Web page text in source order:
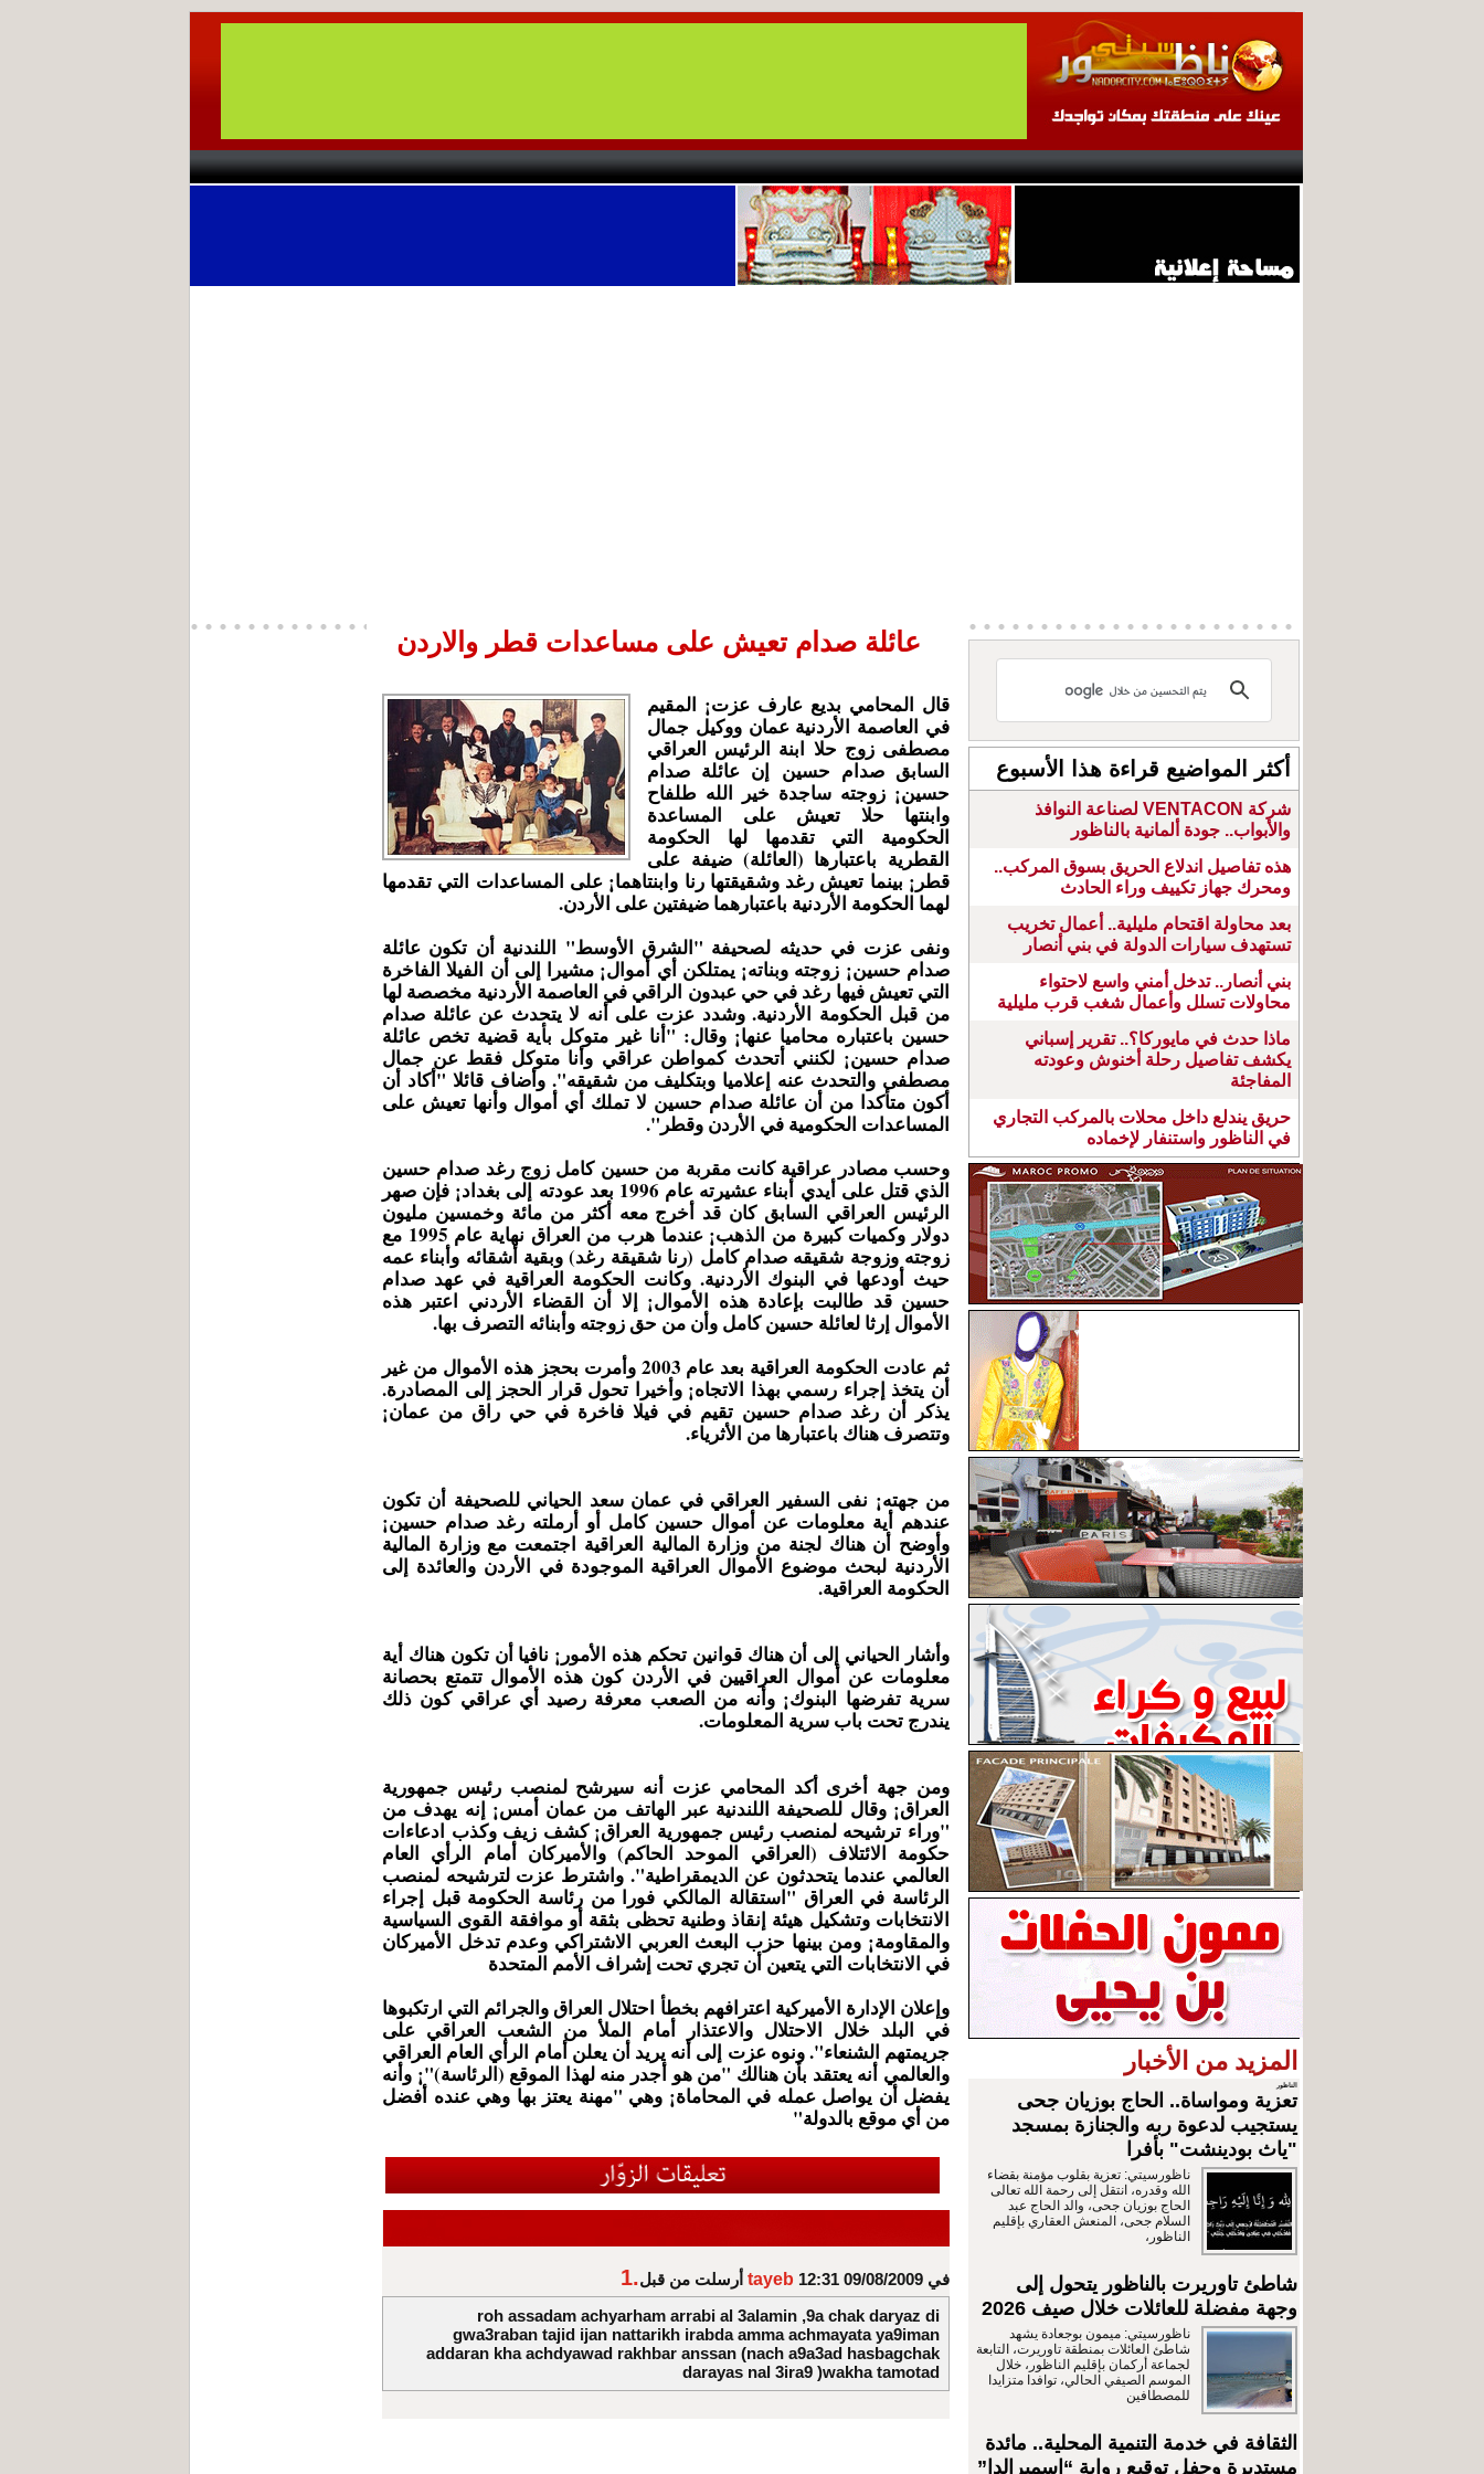
عائلة صدام تعيش على مساعدات قطر والاردن
قال المحامي بديع عارف عزت¡ المقيم
في العاصمة الأردنية عمان ووكيل جمال
مصطفى زوج حلا ابنة الرئيس العراقي
السابق صدام حسين إن عائلة صدام
حسين¡ زوجته ساجدة خير الله طلفاح
وابنتها حلا تعيش على المساعدة
الحكومية التي تقدمها لها الحكومة
القطرية باعتبارها (العائلة) ضيفة على
قطر¡ بينما تعيش رغد وشقيقتها رنا وابنتاهما¡ على المساعدات التي تقدمها
لهما الحكومة الأردنية باعتبارهما ضيفتين على الأردن.
ونفى عزت في حديثه لصحيفة "الشرق الأوسط" اللندنية أن تكون عائلة
صدام حسين¡ زوجته وبناته¡ يمتلكن أي أموال¡ مشيرا إلى أن الفيلا الفاخرة
التي تعيش فيها رغد في حي عبدون الراقي في العاصمة الأردنية مخصصة لها
من قبل الحكومة الأردنية. وشدد عزت على أنه لا يتحدث عن عائلة صدام
حسين باعتباره محاميا عنها¡ وقال: "أنا غير متوكل بأية قضية تخص عائلة
صدام حسين¡ لكنني أتحدث كمواطن عراقي وأنا متوكل فقط عن جمال
مصطفى والتحدث عنه إعلاميا وبتكليف من شقيقه". وأضاف قائلا "أكاد أن
أكون متأكدا من أن عائلة صدام حسين لا تملك أي أموال وأنها تعيش على
المساعدات الحكومية في الأردن وقطر".
وحسب مصادر عراقية كانت مقربة من حسين كامل زوج رغد صدام حسين
الذي قتل على أيدي أبناء عشيرته عام 1996 بعد عودته إلى بغداد¡ فإن صهر
الرئيس العراقي السابق كان قد أخرج معه أكثر من مائة وخمسين مليون
دولار وكميات كبيرة من الذهب¡ عندما هرب من العراق نهاية عام 1995 مع
زوجته وزوجة شقيقه صدام كامل (رنا شقيقة رغد) وبقية أشقائه وأبناء عمه
حيث أودعها في البنوك الأردنية. وكانت الحكومة العراقية في عهد صدام
حسين قد طالبت بإعادة هذه الأموال¡ إلا أن القضاء الأردني اعتبر هذه
الأموال إرثا لعائلة حسين كامل وأن من حق زوجته وأبنائه التصرف بها.
ثم عادت الحكومة العراقية بعد عام 2003 وأمرت بحجز هذه الأموال من غير
أن يتخذ إجراء رسمي بهذا الاتجاه¡ وأخيرا تحول قرار الحجز إلى المصادرة.
يذكر أن رغد صدام حسين تقيم في فيلا فاخرة في حي راق من عمان¡
وتتصرف هناك باعتبارها من الأثرياء.
من جهته¡ نفى السفير العراقي في عمان سعد الحياني للصحيفة أن تكون
عندهم أية معلومات عن أموال حسين كامل أو أرملته رغد صدام حسين¡
وأوضح أن هناك لجنة من وزارة المالية العراقية اجتمعت مع وزارة المالية
الأردنية لبحث موضوع الأموال العراقية الموجودة في الأردن والعائدة إلى
الحكومة العراقية.
وأشار الحياني إلى أن هناك قوانين تحكم هذه الأمور¡ نافيا أن تكون هناك أية
معلومات عن أموال العراقيين في الأردن كون هذه الأموال تتمتع بحصانة
سرية تفرضها البنوك¡ وأنه من الصعب معرفة رصيد أي عراقي كون ذلك
يندرج تحت باب سرية المعلومات.
ومن جهة أخرى أكد المحامي عزت أنه سيرشح لمنصب رئيس جمهورية
العراق¡ وقال للصحيفة اللندنية عبر الهاتف من عمان أمس¡ إنه يهدف من
"وراء ترشيحه لمنصب رئيس جمهورية العراق¡ كشف زيف وكذب ادعاءات
حكومة الائتلاف (العراقي الموحد الحاكم) والأميركان أمام الرأي العام
العالمي عندما يتحدثون عن الديمقراطية". واشترط عزت لترشيحه لمنصب
الرئاسة في العراق "استقالة المالكي فورا من رئاسة الحكومة قبل إجراء
الانتخابات وتشكيل هيئة إنقاذ وطنية تحظى بثقة أو موافقة القوى السياسية
والمقاومة¡ ومن بينها حزب البعث العربي الاشتراكي وعدم تدخل الأميركان
في الانتخابات التي يتعين أن تجري تحت إشراف الأمم المتحدة
وإعلان الإدارة الأميركية اعترافهم بخطأ احتلال العراق والجرائم التي ارتكبوها
في البلد خلال الاحتلال والاعتذار أمام الملأ من الشعب العراقي على
جريمتهم الشنعاء". ونوه عزت إلى أنه يريد أن يعلن أمام الرأي العام العراقي
والعالمي أنه يعتقد بأن هنالك "من هو أجدر منه لهذا الموقع (الرئاسة)"¡ وأنه
يفضل أن يواصل عمله في المحاماة¡ وهي "مهنة يعتز بها وهي عنده أفضل
من أي موقع بالدولة"
1. tayeb
في 09/08/2009 12:31
roh assadam achyarham arrabi al 3alamin ,9a chak daryaz di
gwa3raban tajid ijan nattarikh irabda amma achmayata ya9iman
addaran kha achdyawad rakhbar anssan (nach a9a3ad hasbagchak
darayas nal 3ira9 )wakha tamotad
أكثر المواضيع قراءة هذا الأسبوع
شركة VENTACON لصناعة النوافذ
والأبواب.. جودة ألمانية بالناظور
هذه تفاصيل اندلاع الحريق بسوق المركب..
ومحرك جهاز تكييف وراء الحادث
بعد محاولة اقتحام مليلية.. أعمال تخريب
تستهدف سيارات الدولة في بني أنصار
بني أنصار.. تدخل أمني واسع لاحتواء
محاولات تسلل وأعمال شغب قرب مليلية
ماذا حدث في مايوركا؟.. تقرير إسباني
يكشف تفاصيل رحلة أخنوش وعودته
المفاجئة
حريق يندلع داخل محلات بالمركب التجاري
في الناظور واستنفار لإخماده
المزيد من الأخبار
الناظور
تعزية ومواساة.. الحاج بوزيان جحى
يستجيب لدعوة ربه والجنازة بمسجد
"ياث بودينشت" بأفرا
ناظورسيتي: تعزية بقلوب مؤمنة بقضاء
الله وقدره، انتقل إلى رحمة الله تعالى
الحاج بوزيان جحى، والد الحاج عبد
السلام جحى، المنعش العقاري بإقليم
الناظور،
شاطئ تاوريرت بالناظور يتحول إلى
وجهة مفضلة للعائلات خلال صيف 2026
ناظورسيتي: ميمون بوجعادة يشهد
شاطئ العائلات بمنطقة تاوريرت، التابعة
لجماعة أركمان بإقليم الناظور، خلال
الموسم الصيفي الحالي، توافدا متزايدا
للمصطافين
الثقافة في خدمة التنمية المحلية.. مائدة
مستديرة وحفل توقيع رواية “اسميرالدا”